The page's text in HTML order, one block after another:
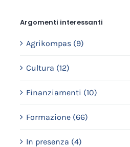
Argomenti interessanti
Agrikompas (9)
Cultura (12)
Finanziamenti (10)
Formazione (66)
In presenza (4)